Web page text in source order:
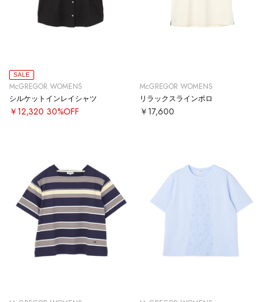
SALE
McGREGOR WOMENS
シルケットインレイシャツ
￥12,320 30%OFF
McGREGOR WOMENS
リラックスラインポロ
￥17,600